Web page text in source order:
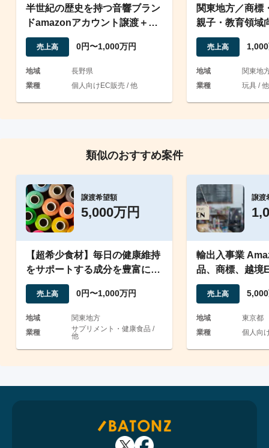
半世紀の歴史を持つ音響ブラン
ドamazonアカウント譲渡＋商
標＋事業者リスト収集
売上高 0円〜1,000万円
地域
長野県
業種
個人向けEC販売 / 他
関東地方／商標
親子・教育領域
知育玩具ブラン
売上高
地域
関東地
業種
玩具 / 他
類似のおすすめ案件
譲渡希望額
5,000万円
【超希少食材】毎日の健康維持
をサポートする成分を豊富に配
合した健康食品の製造販売
売上高 0円〜1,000万円
地域
関東地方
業種
サプリメント・健康食品 /
他
譲渡
輸出入事業
品、商標、越境
とノウハウの譲
売上高
地域
東京都
業種
個人向